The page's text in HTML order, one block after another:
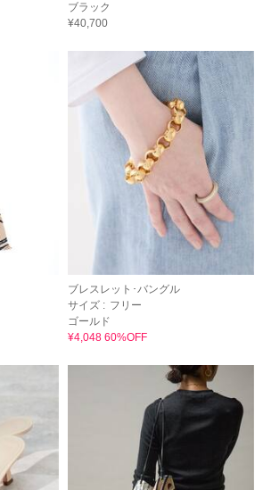
ブラック
¥40,700
ブレスレット･バングル
サイズ : フリー
ゴールド
¥4,048 60%OFF